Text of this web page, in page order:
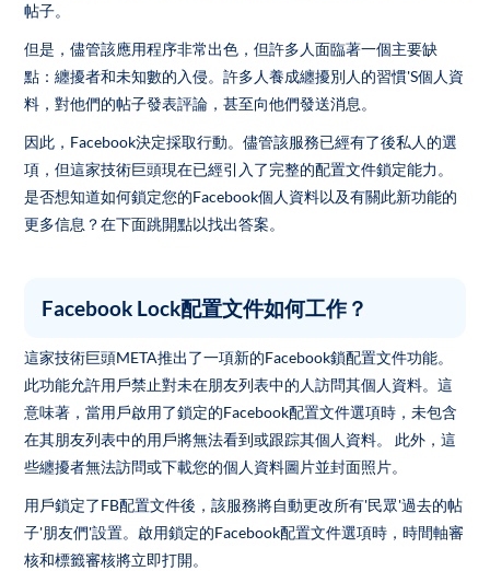
帖子。
但是，儘管該應用程序非常出色，但許多人面臨著一個主要缺
點：纏擾者和未知數的入侵。許多人養成纏擾別人的習慣'S個人資
料，對他們的帖子發表評論，甚至向他們發送消息。
因此，Facebook決定採取行動。儘管該服務已經有了後私人的選
項，但這家技術巨頭現在已經引入了完整的配置文件鎖定能力。
是否想知道如何鎖定您的Facebook個人資料以及有關此新功能的
更多信息？在下面跳開點以找出答案。
Facebook Lock配置文件如何工作？
這家技術巨頭META推出了一項新的Facebook鎖配置文件功能。
此功能允許用戶禁止對未在朋友列表中的人訪問其個人資料。這
意味著，當用戶啟用了鎖定的Facebook配置文件選項時，未包含
在其朋友列表中的用戶將無法看到或跟踪其個人資料。 此外，這
些纏擾者無法訪問或下載您的個人資料圖片並封面照片。
用戶鎖定了FB配置文件後，該服務將自動更改所有'民眾'過去的帖
子'朋友們'設置。啟用鎖定的Facebook配置文件選項時，時間軸審
核和標籤審核將立即打開。